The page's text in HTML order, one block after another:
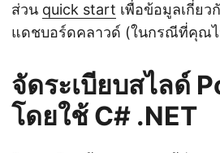
ส่วน quick start เพื่อข้อมูลเกี่ย
แดชบอร์ดคลาวด์ (ในกรณีที่คุณ
จัดระเบียบสไลด์
โดยใช้ C# .NET